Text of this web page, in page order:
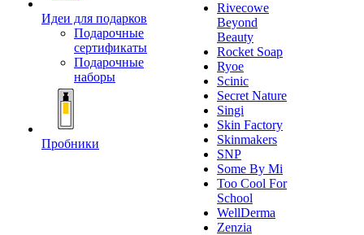
Идеи для подарков
Подарочные
сертификаты
Подарочные
наборы
Пробники
Rivecowe
Beyond
Beauty
Rocket Soap
Ryoe
Scinic
Secret Nature
Singi
Skin Factory
Skinmakers
SNP
Some By Mi
Too Cool For
School
WellDerma
Zenzia